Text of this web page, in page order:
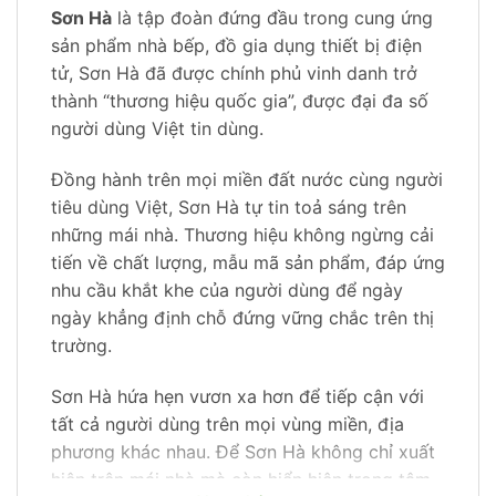
Sơn Hà là tập đoàn đứng đầu trong cung ứng
sản phẩm nhà bếp, đồ gia dụng thiết bị điện
tử, Sơn Hà đã được chính phủ vinh danh trở
thành “thương hiệu quốc gia”, được đại đa số
người dùng Việt tin dùng.
Đồng hành trên mọi miền đất nước cùng người
tiêu dùng Việt, Sơn Hà tự tin toả sáng trên
những mái nhà. Thương hiệu không ngừng cải
tiến về chất lượng, mẫu mã sản phẩm, đáp ứng
nhu cầu khắt khe của người dùng để ngày
ngày khẳng định chỗ đứng vững chắc trên thị
trường.
Sơn Hà hứa hẹn vươn xa hơn để tiếp cận với
tất cả người dùng trên mọi vùng miền, địa
phương khác nhau. Để Sơn Hà không chỉ xuất
hiện trên mái nhà mà còn hiển hiện trong tâm